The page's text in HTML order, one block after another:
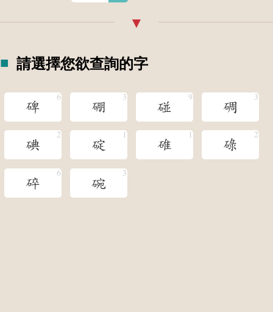
請選擇您欲查詢的字
碑 硼 碰 碉
碘 碇 碓 碌
碎 碗